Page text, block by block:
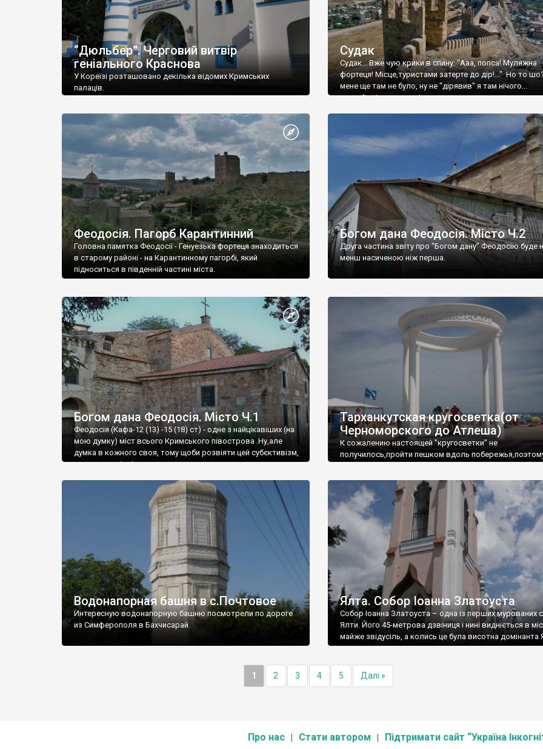
“Дюльбер”. Черговий витвір
геніального Краснова
У Кореїзі розташовано декілька відомих Кримських
палаців.
Судак
Судак... Вже чую крики в спину: "Ааа, попса! Муляжна
фортеця! Місце,туристами затерте до дір!..." Но то
мене ще там не було, ну не "дірявив" я там нічого...
принаймні до цього літа.
Феодосія. Пагорб Карантинний
Головна памятка Феодосії - Генуезька фортеця знаходиться
в старому районі - на Карантинному пагорбі, який
підноситься в південній частині міста.
Богом дана Феодосія. Місто Ч.2
Друга частина звіту про "Богом дану" Феодосію буде
менш насиченою ніж перша.
Богом дана Феодосія. Місто Ч.1
Феодосія (Кафа-12 (13) -15 (18) ст) - одне з найцікавіших (на
мою думку) міст всього Кримського півострова .Ну,але
думка в кожного своя, тому щоби розвіяти цей субєктивізм,
запрошую відвідати це
Тарханкутская кругосветка(от
Черноморского до Атлеша)
К сожалению настоящей "кругосветки" не
получилось,пройти пешком вдоль
Водонапорная башня в с.Почтовое
Интересную водонапорную башню посмотрели по дороге
из Симферополя в Бахчисарай.
Ялта. Собор Іоанна Златоуста
Собор Іоанна Златоуста – одна із перших мурованих
Ялти. Його 45-метрова дзвіниця і нині видніється в
майже звідусіль, а колись це була висотна домінанта
1 2 3 4 5 Далі »
Про нас Стати автором Підтримати сайт “Україна